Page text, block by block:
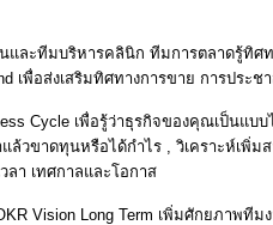
นและทีมบริหารคลินิก ทีมการตลาดรู้
เพื่อส่งเสริมทิศทางการขาย การปร
Cycle เพื่อรู้ว่าธุรกิจของคุณเป็นแ
วขาดทุนหรือได้กำไร , วิเคราะห์เพิ่
ลา เทศกาลและโอกาส
Vision Long Term เพิ่มศักยภาพ